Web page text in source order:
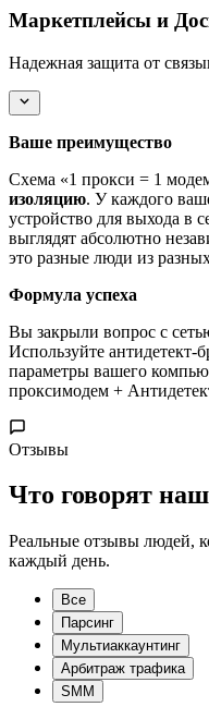
Маркетплейсы и
Надежная защита от
Ваше преимущество
Схема «1 прокси = 1
изоляцию. У каждого
устройство для выхода в
выглядят абсолютно
это разные люди из
Формула успеха
Вы закрыли вопрос с
Используйте антидетект-
параметры вашего
проксимодем +
Отзывы
Что говорят
Реальные отзывы людей,
каждый день.
Все
Парсинг
Мультиаккаунтинг
Арбитраж трафика
SMM